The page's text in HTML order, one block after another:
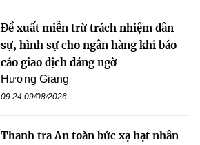
Đề xuất miễn trừ trách nhiệm dân
sự, hình sự cho ngân hàng khi báo
cáo giao dịch đáng ngờ
Hương Giang
09:24 09/08/2026
Thanh tra An toàn bức xạ hạt nhân